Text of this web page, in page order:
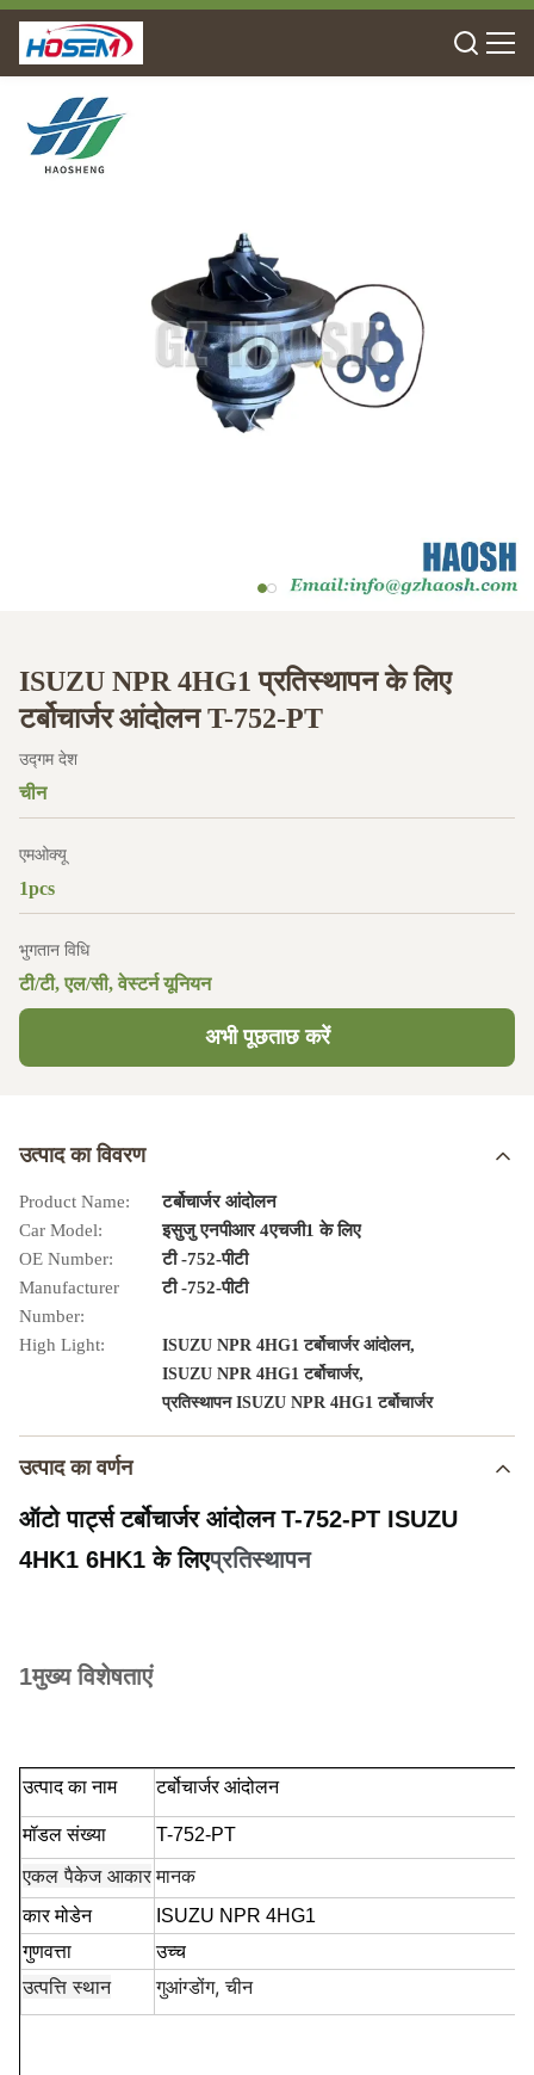
ISUZU NPR 4HG1 प्रतिस्थापन के लिए
टर्बोचार्जर आंदोलन T-752-PT
उद्गम देश
चीन
एमओक्यू
1pcs
भुगतान विधि
टी/टी, एल/सी, वेस्टर्न यूनियन
अभी पूछताछ करें
उत्पाद का विवरण
Product Name:
टर्बोचार्जर आंदोलन
Car Model:
इसुजु एनपीआर 4एचजी1 के लिए
OE Number:
टी -752-पीटी
Manufacturer
Number:
टी -752-पीटी
High Light: ISUZU NPR 4HG1 टर्बोचार्जर आंदोलन,
ISUZU NPR 4HG1 टर्बोचार्जर,
प्रतिस्थापन ISUZU NPR 4HG1 टर्बोचार्जर
उत्पाद का वर्णन
ऑटो पार्ट्स टर्बोचार्जर आंदोलन T-752-PT ISUZU
4HK1 6HK1 के लिएप्रतिस्थापन
1मुख्य विशेषताएं
उत्पाद का नाम टर्बोचार्जर आंदोलन
मॉडल संख्या T-752-PT
एकल पैकेज आकार मानक
कार मोडेन
ISUZU NPR 4HG1
गुणवत्ता
उच्च
उत्पत्ति स्थान गुआंग्डोंग, चीन